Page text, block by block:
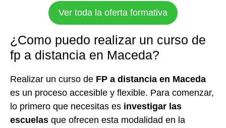
Ver toda la oferta formativa
¿Como puedo realizar un curso de
fp a distancia en Maceda?
Realizar un curso de FP a distancia en Maceda
es un proceso accesible y flexible. Para comenzar,
lo primero que necesitas es investigar las
escuelas que ofrecen esta modalidad en la